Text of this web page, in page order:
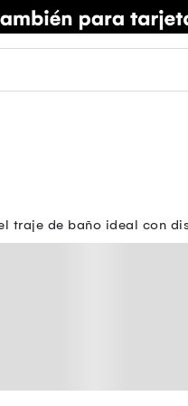
traje de baño ideal con